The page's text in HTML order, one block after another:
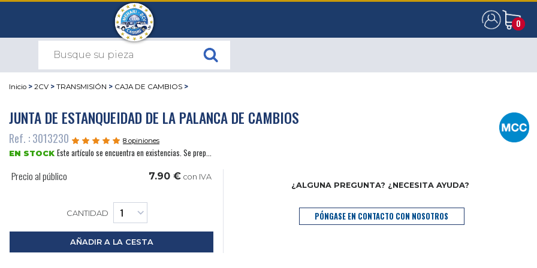
0
0
Inicio > 2CV > TRANSMISIÓN > CAJA DE CAMBIOS >
JUNTA DE ESTANQUEIDAD DE LA PALANCA DE CAMBIOS
Ref. : 3013230 8 opiniones
EN STOCK Este artículo se encuentra en existencias. Se prep...
Precio al público 7.90 € con IVA
CANTIDAD
AÑADIR A LA CESTA
¿ALGUNA PREGUNTA? ¿NECESITA AYUDA?
PÓNGASE EN CONTACTO CON NOSOTROS